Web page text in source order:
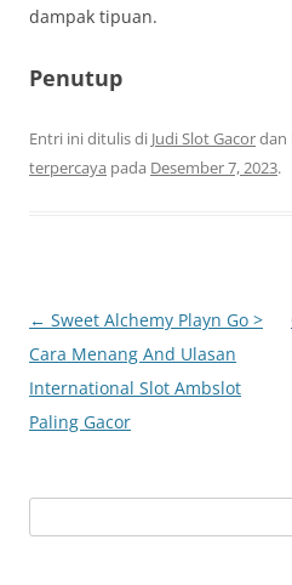
dampak tipuan.
Penutup
Entri ini ditulis di Judi Slot Gacordan
terpercaya pada Desember 7, 2023.
Navigasi
Tulisan
← Sweet Alchemy Playn Go >
Cara Menang And Ulasan
International Slot Ambslot
Paling Gacor
untuk: